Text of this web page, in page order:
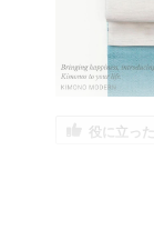
役に立った